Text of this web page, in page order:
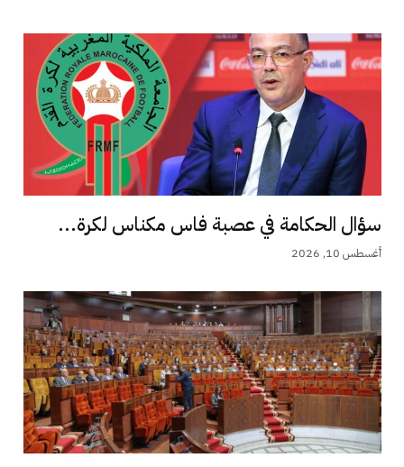
سؤال الحكامة في عصبة فاس مكناس لكرة...
أغسطس 10, 2026